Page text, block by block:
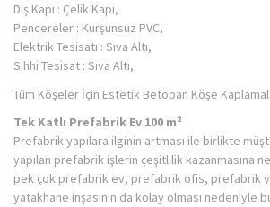
Dış Kapı : Çelik Kapı,
Pencereler : Kurşunsuz PVC,
Elektrik Tesisatı : Sıva Altı,
Sıhhi Tesisat : Sıva Altı,
Tüm Köşeler İçin Estetik Betopan Köşe
Tek Katlı Prefabrik Ev 100 m²
Prefabrik yapılara ilginin artması ile birlikte
yapılan prefabrik işlerin çeşitlilik kazanmasına
pek çok prefabrik ev, prefabrik ofis, prefabrik
yatakhane inşasının da kolay olması nedeniyle